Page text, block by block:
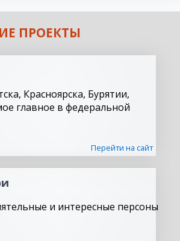
ПРОЕКТЫ
Красноярска, Бурятии,
главное в федеральной
Перейти на сайт
и интересные персоны